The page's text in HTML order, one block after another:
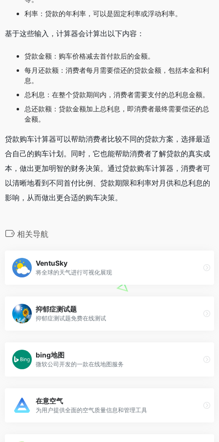
利率：贷款的年利率，可以是固定利率或浮动利率。
基于这些输入，计算器会计算出以下内容：
贷款金额：购车价格减去首付款后的金额。
每月还款额：消费者每月需要偿还的贷款金额，包括本金和利
息。
总利息：在整个贷款期间内，消费者需要支付的总利息金额。
总还款额：贷款金额加上总利息，即消费者最终需要偿还的总
金额。
贷款购车计算器可以帮助消费者比较不同的贷款方案，选择最适
合自己的购车计划。同时，它也能帮助消费者了解贷款的真实成
本，做出更加明智的财务决策。通过贷款购车计算器，消费者可
以清晰地看到不同首付比例、贷款期限和利率对月供和总利息的
影响，从而做出更合适的购车决策。
相关导航
VentuSky
将全球的天气进行可视化展现
抑郁症测试题
抑郁症测试题免费在线测试
bing地图
微软公司开发的一款在线地图服务
在意空气
为用户提供全面的空气质量信息和管理工具